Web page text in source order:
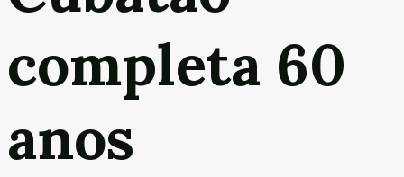
completa 60
anos